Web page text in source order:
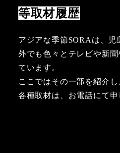
等取材履歴
アジアな季節SORAは、児
外でも色々とテレビや新
ています。
ここではその一部を紹介し
各種取材は、お電話にて申